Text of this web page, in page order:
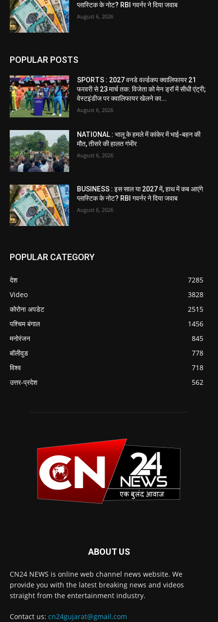
प्लास्टिक के नोट? RBI गवर्नर ने दिया जवाब
August 6, 2026
POPULAR POSTS
SPORTS : 2027 वनडे वर्ल्डकप क्वालिफायर 21
फरवरी से 23 मार्च तक: विजेता को मेन ड्रॉ में सीधी एंट्री;
वेस्टइंडीज पर क्वालिफायर खेलने का...
August 6, 2026
NATIONAL : भालू के हमले में कांकेर में भाई-बहन की
मौत, तीसरे की हालत गंभीर
August 6, 2026
BUSINESS : इस साल या 2027 में, हाथ में कब आएंगे
प्लास्टिक के नोट? RBI गवर्नर ने दिया जवाब
August 6, 2026
POPULAR CATEGORY
देश
7285
Video
3828
कोरोना अपडेट
2515
पश्चिम बंगाल
1456
मनोरंजन
845
बॉलीवुड
778
विश्व
718
उत्तर-प्रदेश
562
ABOUT US
CN24 NEWS is online web channel news website. We
provide you with the latest breaking news and videos
straight from the entertainment industry.
Contact us: cn24gujarat@gmail.com